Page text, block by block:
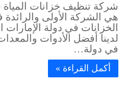
شركة تنظيف خزانات المياة
هي الشركة الأولى
الخزانات في دولة الإمارات
لدينا أفضل الأدوات
في دولة…
أكمل القراءة »